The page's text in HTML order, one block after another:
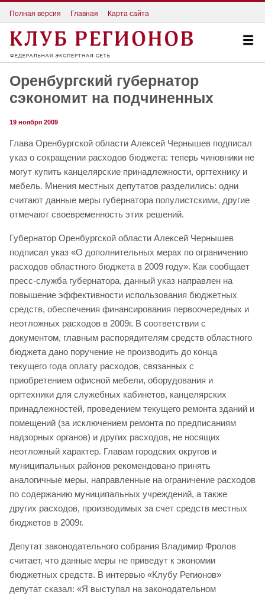
Полная версия Главная Карта сайта
Оренбургский губернатор
сэкономит на подчиненных
19 ноября 2009
Глава Оренбургской области Алексей Чернышев подписал
указ о сокращении расходов бюджета: теперь чиновники не
могут купить канцелярские принадлежности, оргтехнику и
мебель. Мнения местных депутатов разделились: одни
считают данные меры губернатора популистскими, другие
отмечают своевременность этих решений.
Губернатор Оренбургской области Алексей Чернышев
подписал указ «О дополнительных мерах по ограничению
расходов областного бюджета в 2009 году». Как сообщает
пресс-служба губернатора, данный указ направлен на
повышение эффективности использования бюджетных
средств, обеспечения финансирования первоочередных и
неотложных расходов в 2009г. В соответствии с
документом, главным распорядителям средств областного
бюджета дано поручение не производить до конца
текущего года оплату расходов, связанных с
приобретением офисной мебели, оборудования и
оргтехники для служебных кабинетов, канцелярских
принадлежностей, проведением текущего ремонта зданий и
помещений (за исключением ремонта по предписаниям
надзорных органов) и других расходов, не носящих
неотложный характер. Главам городских округов и
муниципальных районов рекомендовано принять
аналогичные меры, направленные на ограничение расходов
по содержанию муниципальных учреждений, а также
других расходов, производимых за счет средств местных
бюджетов в 2009г.
Депутат законодательного собрания Владимир Фролов
считает, что данные меры не приведут к экономии
бюджетных средств. В интервью «Клубу Регионов»
депутат сказал: «Я выступал на законодательном